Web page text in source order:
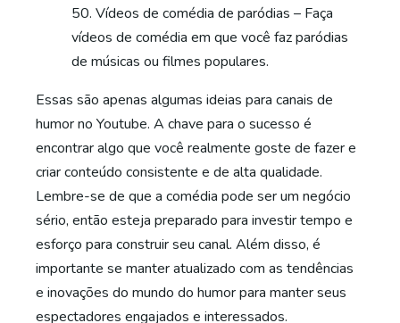
Vídeos de comédia de paródias – Faça
vídeos de comédia em que você faz paródias
de músicas ou filmes populares.
Essas são apenas algumas ideias para canais de
humor no Youtube. A chave para o sucesso é
encontrar algo que você realmente goste de fazer e
criar conteúdo consistente e de alta qualidade.
Lembre-se de que a comédia pode ser um negócio
sério, então esteja preparado para investir tempo e
esforço para construir seu canal. Além disso, é
importante se manter atualizado com as tendências
e inovações do mundo do humor para manter seus
espectadores engajados e interessados.